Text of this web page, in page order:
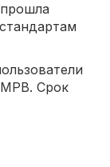
Срок